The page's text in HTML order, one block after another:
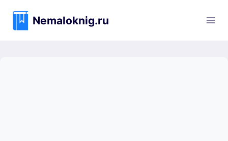
содержимому
Nemaloknig.ru